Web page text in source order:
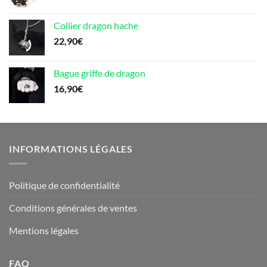
Collier dragon hache
22,90€
Bague griffe de dragon
16,90€
INFORMATIONS LÉGALES
Politique de confidentialité
Conditions générales de ventes
Mentions légales
FAQ